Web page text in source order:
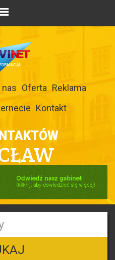
nas Oferta Reklama
Kontakt